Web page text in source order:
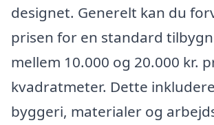
designet. Generelt kan du
prisen for en standard
mellem 10.000 og 20.000 kr.
kvadratmeter. Dette
byggeri, materialer og